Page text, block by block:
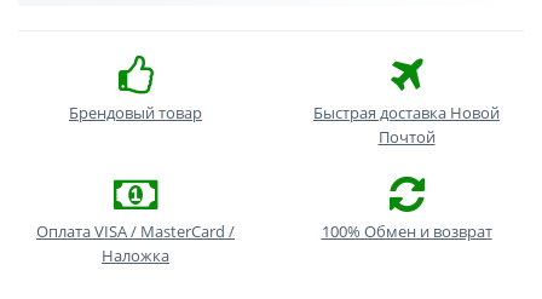
Брендовый товар
Быстрая доставка Новой
Почтой
Оплата VISA / MasterCard /
Наложка
100% Обмен и возврат